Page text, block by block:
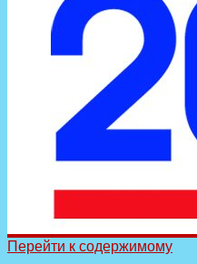
Перейти к содержимому